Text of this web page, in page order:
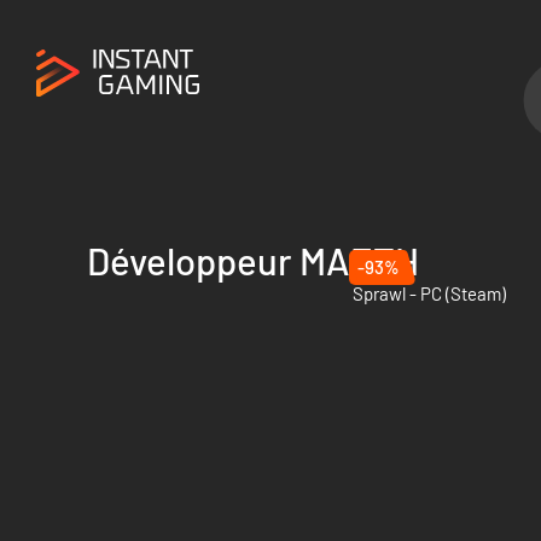
Développeur MAETH
-93%
Sprawl - PC (Steam)